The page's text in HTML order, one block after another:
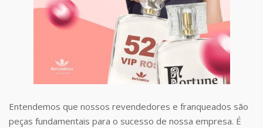
Entendemos que nossos revendedores e franqueados são
peças fundamentais para o sucesso de nossa empresa. É